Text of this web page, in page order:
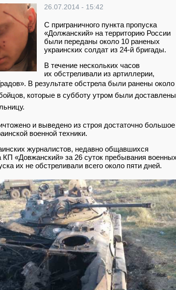
26.07.2014 - 15:42
С приграничного пункта пропуска
«Должанский» на территорию России
были переданы около 10 раненых
украинских солдат из 24-й бригады.
В течение нескольких часов
их обстреливали из артиллерии,
В результате обстрела были ранены около
которые в субботу утром были
и выведено из строя достаточно большое
военной техники.
журналистов, недавно общавшихся
КП «Довжанский» за 26 суток пребывания
их не обстреливали всего около пяти дней.